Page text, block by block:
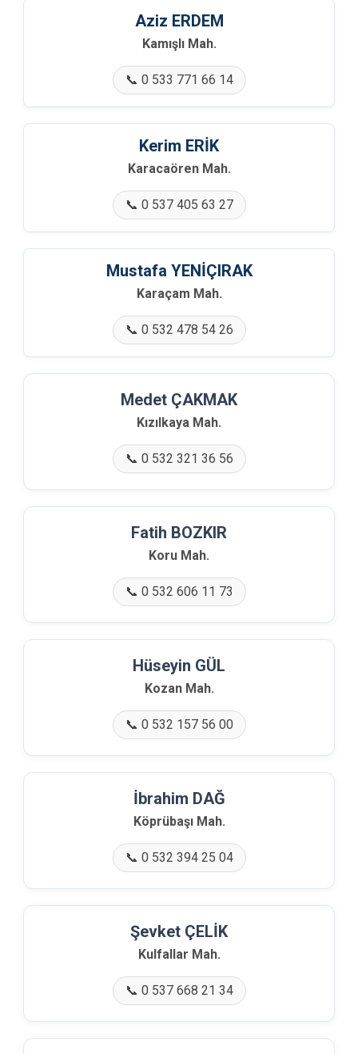
Aziz ERDEM
Kamışlı Mah.
📞 0 533 771 66 14
Kerim ERİK
Karacaören Mah.
📞 0 537 405 63 27
Mustafa YENİÇIRAK
Karaçam Mah.
📞 0 532 478 54 26
Medet ÇAKMAK
Kızılkaya Mah.
📞 0 532 321 36 56
Fatih BOZKIR
Koru Mah.
📞 0 532 606 11 73
Hüseyin GÜL
Kozan Mah.
📞 0 532 157 56 00
İbrahim DAĞ
Köprübaşı Mah.
📞 0 532 394 25 04
Şevket ÇELİK
Kulfallar Mah.
📞 0 537 668 21 34